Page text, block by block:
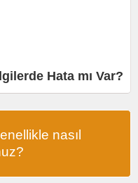
Hata mı Var?
nasıl